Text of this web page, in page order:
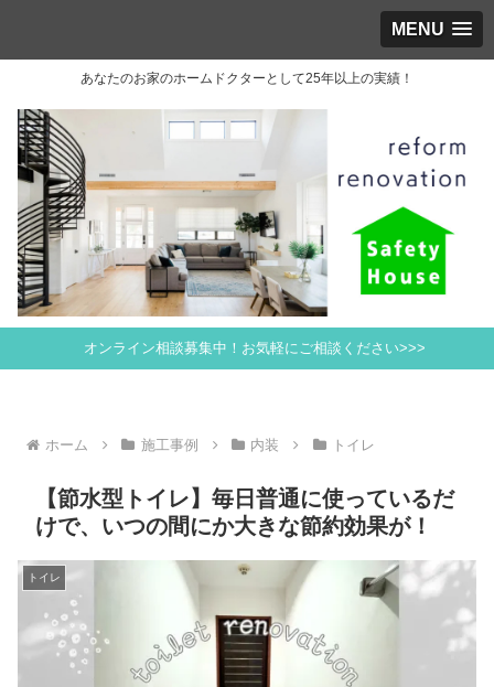
MENU
あなたのお家のホームドクターとして25年以上の実績！
オンライン相談募集中！お気軽にご相談ください>>>
ホーム 施工事例 内装 トイレ
【節水型トイレ】毎日普通に使っているだ
けで、いつの間にか大きな節約効果が！
トイレ